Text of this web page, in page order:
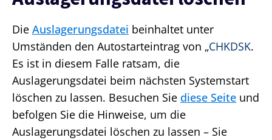
Die Auslagerungsdatei beinhaltet unter
Umständen den Autostarteintrag von „CHKDSK.
Es ist in diesem Falle ratsam, die
Auslagerungsdatei beim nächsten Systemstart
löschen zu lassen. Besuchen Sie diese Seite und
befolgen Sie die Hinweise, um die
Auslagerungsdatei löschen zu lassen – Sie